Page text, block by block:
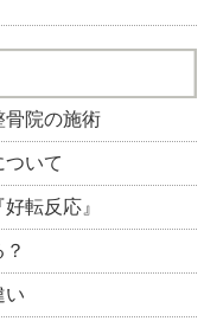
骨院の施術
いて
転反応』
い